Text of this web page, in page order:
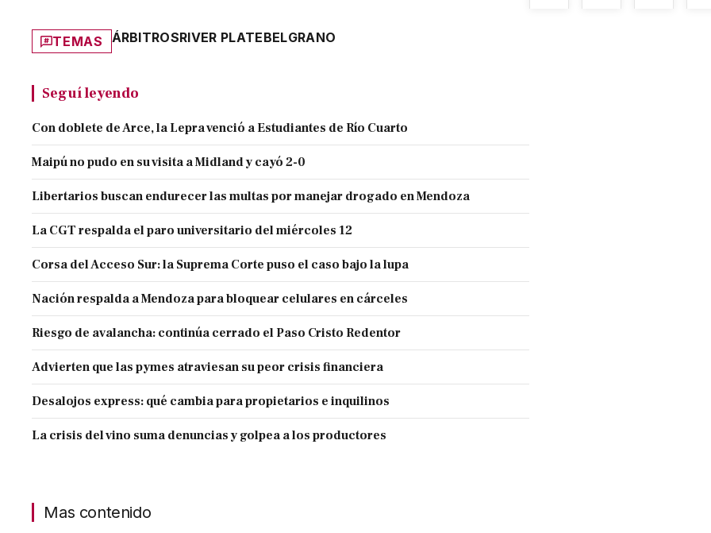
TEMAS ÁRBITROSRIVER PLATEBELGRANO
Seguí leyendo
Con doblete de Arce, la Lepra venció a Estudiantes de Río Cuarto
Maipú no pudo en su visita a Midland y cayó 2-0
Libertarios buscan endurecer las multas por manejar drogado en Mendoza
La CGT respalda el paro universitario del miércoles 12
Corsa del Acceso Sur: la Suprema Corte puso el caso bajo la lupa
Nación respalda a Mendoza para bloquear celulares en cárceles
Riesgo de avalancha: continúa cerrado el Paso Cristo Redentor
Advierten que las pymes atraviesan su peor crisis financiera
Desalojos express: qué cambia para propietarios e inquilinos
La crisis del vino suma denuncias y golpea a los productores
Mas contenido